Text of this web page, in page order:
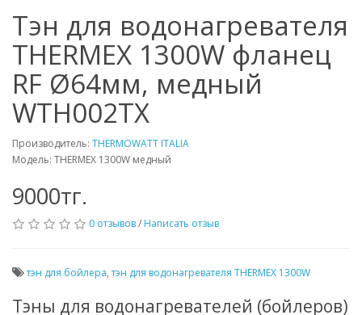
Тэн для водонагревателя
THERMEX 1300W фланец
RF Ø64мм, медный
WTH002TX
Производитель: THERMOWATT ITALIA
Модель: THERMEX 1300W медный
9000тг.
0 отзывов/ Написать отзыв
тэн для бойлера,тэн для водонагревателя THERMEX 1300W
Тэны для водонагревателей (бойлеров)